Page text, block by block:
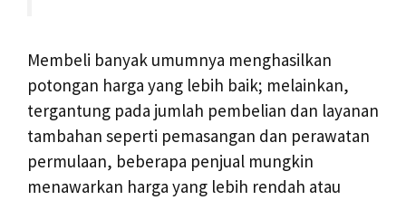
Membeli banyak umumnya menghasilkan
potongan harga yang lebih baik; melainkan,
tergantung pada jumlah pembelian dan layanan
tambahan seperti pemasangan dan perawatan
permulaan, beberapa penjual mungkin
menawarkan harga yang lebih rendah atau